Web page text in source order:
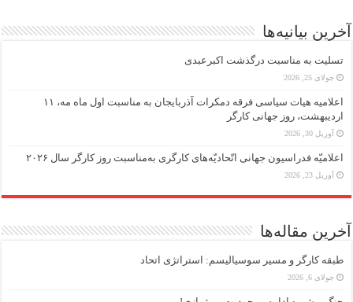
آخرین بیانیه‌ها
تسلیت به مناسبت درگذشت اکبرعبدی
جولای 25, 2026
اعلامیه هیات سیاسی فرقه دمکرات آذربایجان به مناسبت اول ماه مه، ۱۱
اردیبهشت، روز جهانی کارگر
آوریل 30, 2026
اعلامیّه فدراسیون جهانی اتّحادیّه‌های کارگری به‌مناسبت روز کارگر سال ۲۰۲۶
آوریل 23, 2026
آخرین مقاله‌ها
طبقه کارگر و مسیر سوسیالیسم: استراتژی اتحاد
جولای 6, 2026